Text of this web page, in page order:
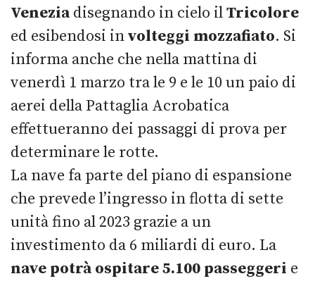
Veneziadisegnando in cielo ilTricolore
ed esibendosi involteggi mozzafiato. Si
informa anche che nella mattina di
venerdì 1 marzo tra le 9 e le 10 un paio di
aerei della Pattaglia Acrobatica
effettueranno dei passaggi di prova per
determinare le rotte.
La nave fa parte del piano di espansione
che prevede l’ingresso in flotta di sette
unità fino al 2023 grazie a un
investimento da 6 miliardi di euro. La
nave potrà ospitare 5.100 passeggeri e